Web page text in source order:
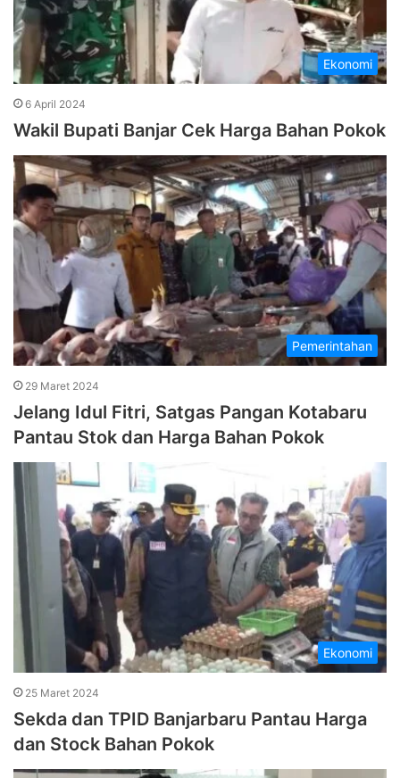
Ekonomi
6 April 2024
Wakil Bupati Banjar Cek Harga Bahan Pokok
Pemerintahan
29 Maret 2024
Jelang Idul Fitri, Satgas Pangan Kotabaru
Pantau Stok dan Harga Bahan Pokok
Ekonomi
25 Maret 2024
Sekda dan TPID Banjarbaru Pantau Harga
dan Stock Bahan Pokok